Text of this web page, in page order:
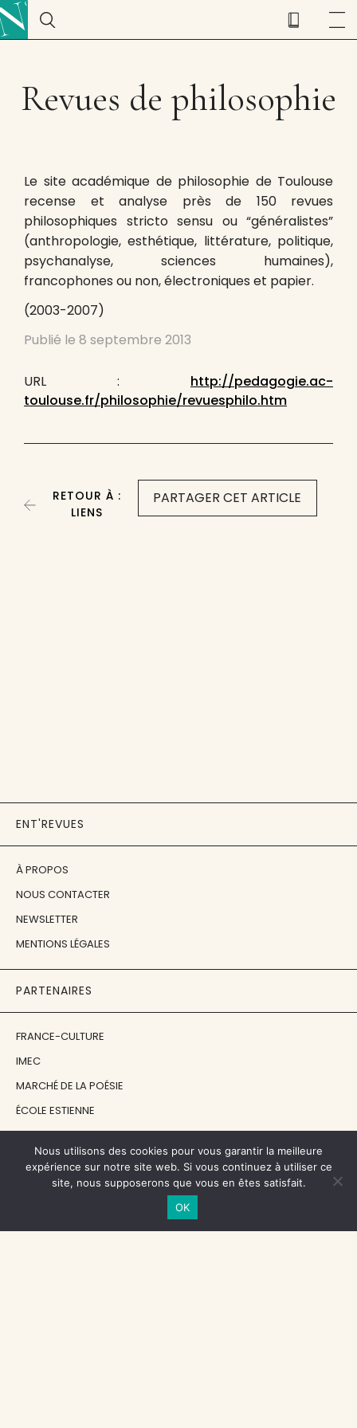
Revues de philosophie
Le site académique de philosophie de Toulouse
recense et analyse près de 150 revues
philosophiques stricto sensu ou “généralistes”
(anthropologie, esthétique, littérature, politique,
psychanalyse, sciences humaines),
francophones ou non, électroniques et papier.
(2003-2007)
Publié le 8 septembre 2013
URL : http://pedagogie.ac-
toulouse.fr/philosophie/revuesphilo.htm
PARTAGER CET ARTICLE
RETOUR À :
LIENS
ENT'REVUES
À PROPOS
NOUS CONTACTER
NEWSLETTER
MENTIONS LÉGALES
PARTENAIRES
FRANCE-CULTURE
IMEC
MARCHÉ DE LA POÉSIE
ÉCOLE ESTIENNE
LE GRAND CONTINENT
DIACRITIK
EN ATTENDANT NADEAU
NOS SOUTIENS
Nous utilisons des cookies pour vous garantir la meilleure
expérience sur notre site web. Si vous continuez à utiliser ce
site, nous supposerons que vous en êtes satisfait.
OK